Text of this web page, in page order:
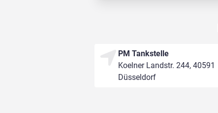
PM Tankstelle
Koelner Landstr. 244, 40591
Düsseldorf